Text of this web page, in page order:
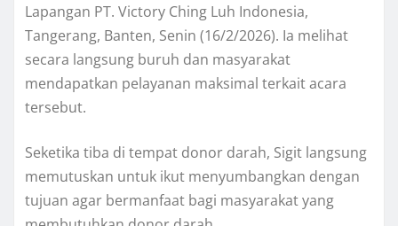
Lapangan PT. Victory Ching Luh Indonesia,
Tangerang, Banten, Senin (16/2/2026). Ia melihat
secara langsung buruh dan masyarakat
mendapatkan pelayanan maksimal terkait acara
tersebut.
Seketika tiba di tempat donor darah, Sigit langsung
memutuskan untuk ikut menyumbangkan dengan
tujuan agar bermanfaat bagi masyarakat yang